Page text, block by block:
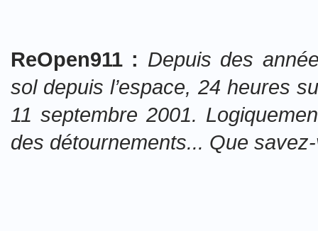
ReOpen911 : Depuis des
sol depuis l’espace, 24 heures
11 septembre 2001.
des détournements... Que